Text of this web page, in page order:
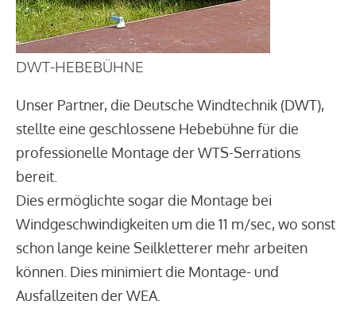
DWT-HEBEBÜHNE
Unser Partner, die Deutsche Windtechnik (DWT),
stellte eine geschlossene Hebebühne für die
professionelle Montage der WTS-Serrations
bereit.
Dies ermöglichte sogar die Montage bei
Windgeschwindigkeiten um die 11 m/sec, wo sonst
schon lange keine Seilkletterer mehr arbeiten
können. Dies minimiert die Montage- und
Ausfallzeiten der WEA.